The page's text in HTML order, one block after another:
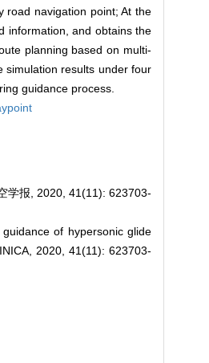
road navigation point; At the
information, and obtains the
planning based on multi-
simulation results under four
guidance process.
学报, 2020, 41(11): 623703-
of hypersonic glide
2020, 41(11): 623703-